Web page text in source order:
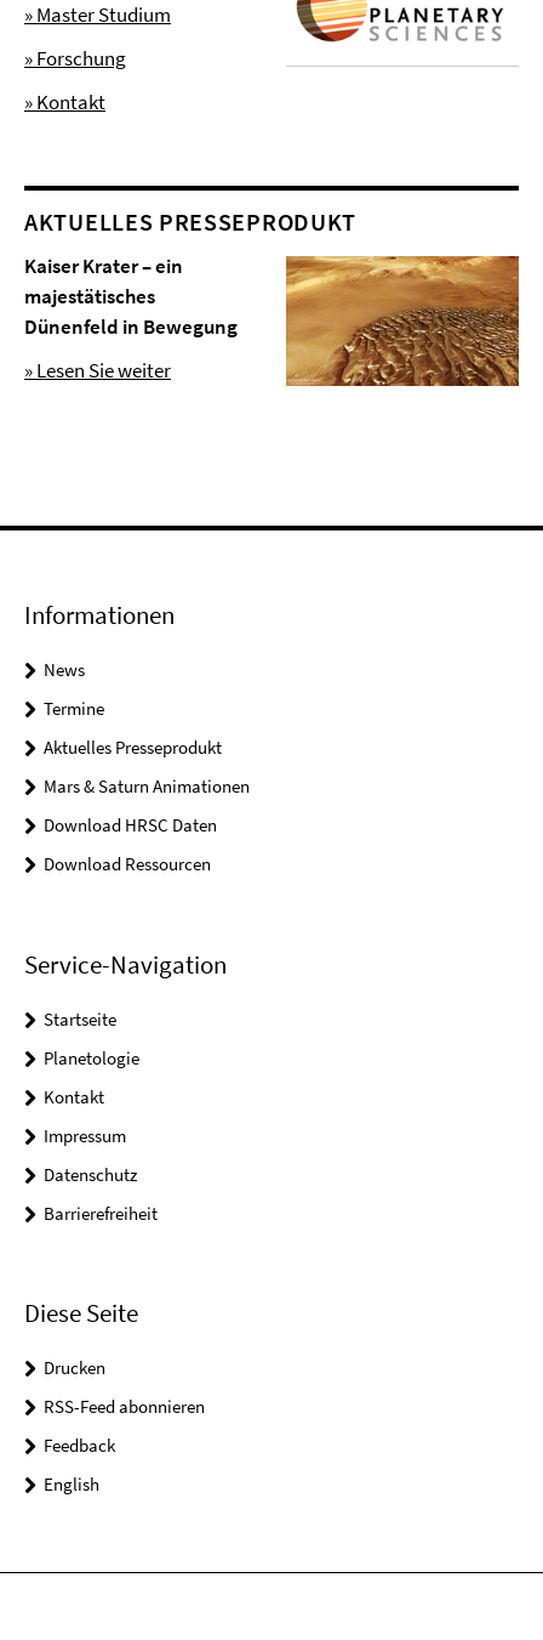
» Master Studium
» Forschung
» Kontakt
AKTUELLES PRESSEPRODUKT
Kaiser Krater – ein
majestätisches
Dünenfeld in Bewegung
» Lesen Sie weiter
Informationen
News
Termine
Aktuelles Presseprodukt
Mars & Saturn Animationen
Download HRSC Daten
Download Ressourcen
Service-Navigation
Startseite
Planetologie
Kontakt
Impressum
Datenschutz
Barrierefreiheit
Diese Seite
Drucken
RSS-Feed abonnieren
Feedback
English